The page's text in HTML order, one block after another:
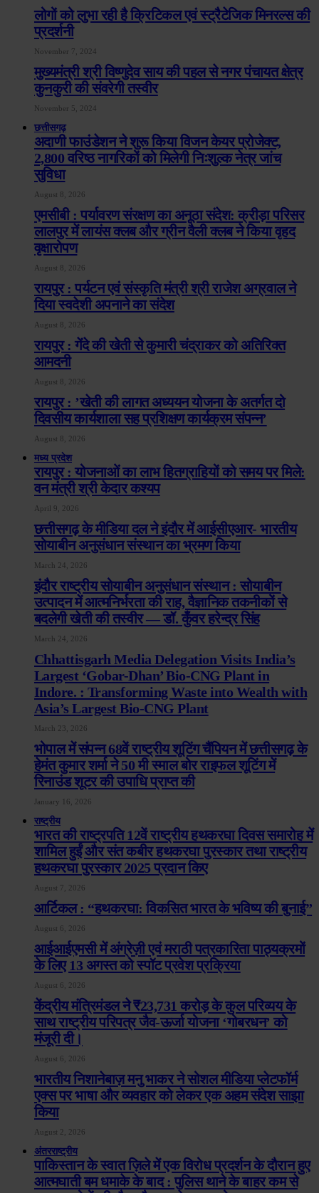
लोगों को लुभा रही है क्रिटिकल एवं स्ट्रैटेजिक मिनरल्स की
प्रदर्शनी
November 7, 2024
मुख्यमंत्री श्री विष्णुदेव साय की पहल से नगर पंचायत क्षेत्र
कुनकुरी की संवरेगी तस्वीर
November 5, 2024
छत्तीसगढ़
अदाणी फाउंडेशन ने शुरू किया विजन केयर प्रोजेक्ट,
2,800 वरिष्ठ नागरिकों को मिलेगी निःशुल्क नेत्र जांच
सुविधा
August 8, 2026
एमसीबी : पर्यावरण संरक्षण का अनूठा संदेश: क्रीड़ा परिसर
लालपुर में लायंस क्लब और ग्रीन वैली क्लब ने किया वृहद
वृक्षारोपण
August 8, 2026
रायपुर : पर्यटन एवं संस्कृति मंत्री श्री राजेश अग्रवाल ने
दिया स्वदेशी अपनाने का संदेश
August 8, 2026
रायपुर : गेंदे की खेती से कुमारी चंद्राकर को अतिरिक्त
आमदनी
August 8, 2026
रायपुर : ’खेती की लागत अध्ययन योजना के अतर्गत दो
दिवसीय कार्यशाला सह प्रशिक्षण कार्यक्रम संपन्न’
August 8, 2026
मध्य प्रदेश
रायपुर : योजनाओं का लाभ हितग्राहियों को समय पर मिले:
वन मंत्री श्री केदार कश्यप
April 9, 2026
छत्तीसगढ़ के मीडिया दल ने इंदौर में आईसीएआर- भारतीय
सोयाबीन अनुसंधान संस्थान का भ्रमण किया
March 24, 2026
इंदौर राष्ट्रीय सोयाबीन अनुसंधान संस्थान : सोयाबीन
उत्पादन में आत्मनिर्भरता की राह, वैज्ञानिक तकनीकों से
बदलेगी खेती की तस्वीर — डॉ. कुँवर हरेन्द्र सिंह
March 24, 2026
Chhattisgarh Media Delegation Visits India’s
Largest ‘Gobar-Dhan’ Bio-CNG Plant in
Indore. : Transforming Waste into Wealth with
Asia’s Largest Bio-CNG Plant
March 23, 2026
भोपाल में संपन्न 68वें राष्ट्रीय शूटिंग चैंपियन में छत्तीसगढ़ के
हेमंत कुमार शर्मा ने 50 मी स्माल बोर राइफल शूटिंग में
रिनाउंड शूटर की उपाधि प्राप्त की
January 16, 2026
राष्ट्रीय
भारत की राष्ट्रपति 12वें राष्ट्रीय हथकरघा दिवस समारोह में
शामिल हुईं और संत कबीर हथकरघा पुरस्कार तथा राष्ट्रीय
हथकरघा पुरस्कार 2025 प्रदान किए
August 7, 2026
आर्टिकल : “हथकरघा: विकसित भारत के भविष्य की बुनाई”
August 6, 2026
आईआईएमसी में अंग्रेज़ी एवं मराठी पत्रकारिता पाठ्यक्रमों
के लिए 13 अगस्त को स्पॉट प्रवेश प्रक्रिया
August 6, 2026
केंद्रीय मंत्रिमंडल ने ₹23,731 करोड़ के कुल परिव्यय के
साथ राष्ट्रीय परिपत्र जैव-ऊर्जा योजना ‘गोबरधन’ को
मंजूरी दी।
August 6, 2026
भारतीय निशानेबाज़ मनु भाकर ने सोशल मीडिया प्लेटफॉर्म
एक्स पर भाषा और व्यवहार को लेकर एक अहम संदेश साझा
किया
August 2, 2026
अंतरराष्ट्रीय
पाकिस्तान के स्वात ज़िले में एक विरोध प्रदर्शन के दौरान हुए
आत्मघाती बम धमाके के बाद : पुलिस थाने के बाहर कम से